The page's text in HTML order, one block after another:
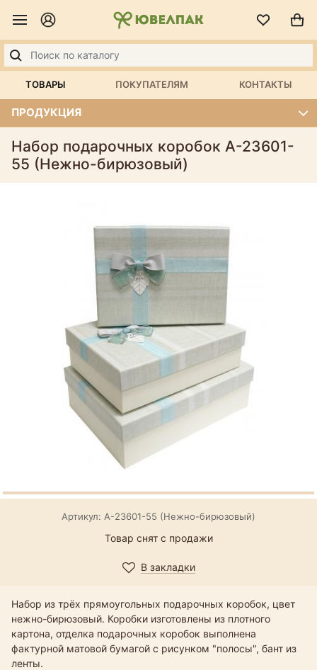
ТОВАРЫ ПОКУПАТЕЛЯМ КОНТАКТЫ
ПРОДУКЦИЯ
Набор подарочных коробок А-23601-
55 (Нежно-бирюзовый)
Артикул: А-23601-55 (Нежно-бирюзовый)
Товар снят с продажи
В закладки
Набор из трёх прямоугольных подарочных коробок, цвет
нежно-бирюзовый. Коробки изготовлены из плотного
картона, отделка подарочных коробок выполнена
фактурной матовой бумагой с рисунком "полосы", бант из
ленты.